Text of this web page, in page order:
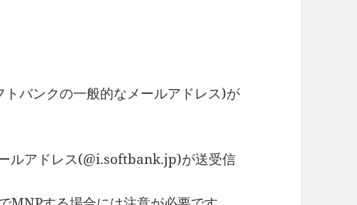
バンクの一般的なメールアドレス)が
ルアドレス(@i.softbank.jp)が送受信